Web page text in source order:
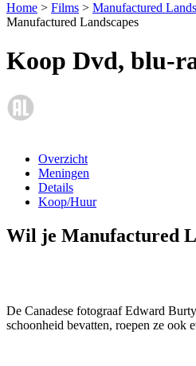
Home > Films > Manufactured
Manufactured Landscapes
Koop Dvd, blu-
Overzicht
Meningen
Details
Koop/Huur
Wil je Manufactured
De Canadese fotograaf Edward
schoonheid bevatten, roepen ze ook